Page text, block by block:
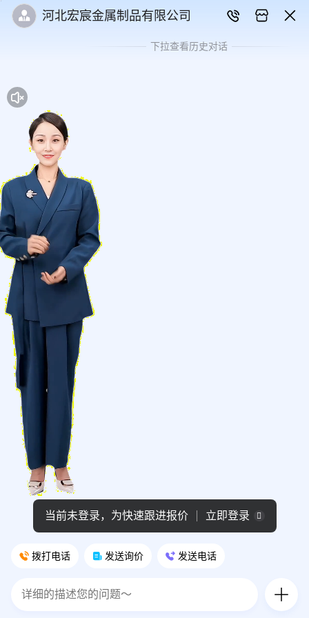
河北宏宸金属制品有限公司
下拉查看历史对话
拨打电话 发送询价 发送电话
当前未登录，为快速跟进报价 立即登录